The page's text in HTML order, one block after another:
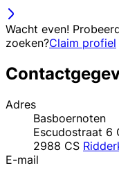
Wacht even!
zoeken?Claim profiel
Adres
Basboernoten
Escudostraat 6
2988 CS
E-mail